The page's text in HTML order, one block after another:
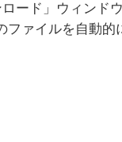
ード」ウィンド
ファイルを自動的